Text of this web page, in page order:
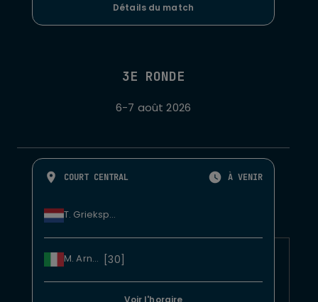
Détails du match
3E RONDE
6-7 août 2026
COURT CENTRAL À VENIR
T. Griekspoor
M. Arnaldi [30]
Voir l'horaire